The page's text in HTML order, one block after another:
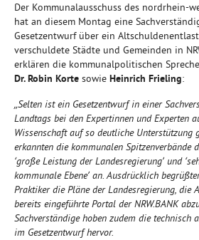
Der Kommunalausschuss des nordrhein-
hat an diesem Montag eine
Gesetzentwurf über ein
verschuldete Städte und Gemeinden in
erklären die kommunalpolitischen
Dr. Robin Korte sowie Heinrich Frieling:
„Selten ist ein Gesetzentwurf in einer
Landtags bei den Expertinnen und Experten
Wissenschaft auf so deutliche Unterstützung
erkannten die kommunalen Spitzenverbände
‘große Leistung der Landesregierung’ und
kommunale Ebene’ an. Ausdrücklich
Praktiker die Pläne der Landesregierung, die
bereits eingeführte Portal der NRW.BANK
Sachverständige hoben zudem die technisch
im Gesetzentwurf hervor.